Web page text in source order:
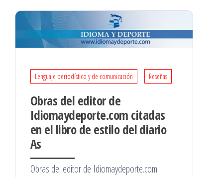
Lenguaje periodístico y de comunicación Reseñas
Obras del editor de
Idiomaydeporte.com citadas
en el libro de estilo del diario
As
Obras del editor de Idiomaydeporte.com